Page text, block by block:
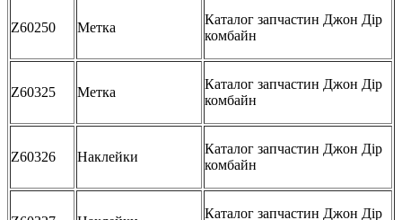
Z60250 Метка
Каталог запчастин Джон Дір
комбайн
Z60325 Метка
Каталог запчастин Джон Дір
комбайн
Z60326 Наклейки
Каталог запчастин Джон Дір
комбайн
Каталог запчастин Джон Дір